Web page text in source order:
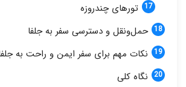
تورهای چندروزه
حمل‌ونقل و دسترسی سفر به جلفا
نکات مهم برای سفر ایمن و راحت به
نگاه کلی